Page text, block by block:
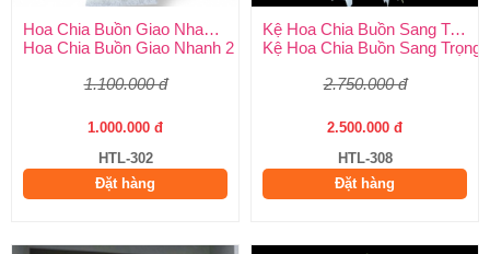
Hoa Chia Buồn Giao Nhanh 2 Giờ
Hoa Chia Buồn Giao Nhanh 2 Giờ – Dịch Vụ Uy Tín Tại Huy
1.100.000 đ
1.000.000 đ
HTL-302
Đặt hàng
Kệ Hoa Chia Buồn Sang Trọng
Kệ Hoa Chia Buồn Sang
2.750.000 đ
2.500.000 đ
HTL-308
Đặt hàng